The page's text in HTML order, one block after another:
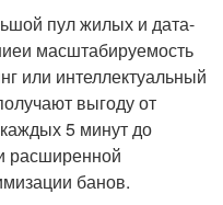
пул жилых и дата-
масштабируемость
или интеллектуальный
выгоду от
5 минут до
расширенной
банов.